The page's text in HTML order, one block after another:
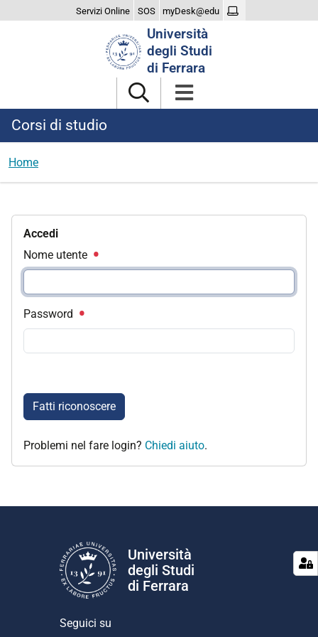
Servizi Online SOS myDesk@edu
Università
degli Studi
di Ferrara
Corsi di studio
Home
Accedi
Nome utente
Password
Fatti riconoscere
Problemi nel fare login? Chiedi aiuto.
Università
degli Studi
di Ferrara
Seguici su